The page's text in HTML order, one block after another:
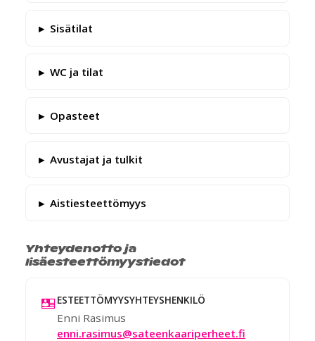
Sisätilat
WC ja tilat
Opasteet
Avustajat ja tulkit
Aistiesteettömyys
Yhteydenotto ja
lisäesteettömyystiedot
ESTEETTÖMYYSYHTEYSHENKILÖ
Enni Rasimus
enni.rasimus@sateenkaariperheet.fi